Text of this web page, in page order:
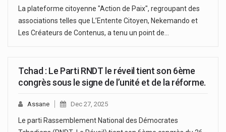
La plateforme citoyenne "Action de Paix", regroupant des
associations telles que L’Entente Citoyen, Nekemando et
Les Créateurs de Contenus, a tenu un point de…
Tchad : Le Parti RNDT le réveil tient son 6ème
congrès sous le signe de l’unité et de la réforme.
Assane Dec 27, 2025
Le parti Rassemblement National des Démocrates